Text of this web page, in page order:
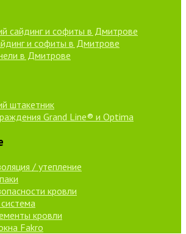
сайдинг и софиты в Дмитрове
и софиты в Дмитрове
в Дмитрове
штакетник
Grand Line® и Optima
/ утепление
кровли
кровли
Fakro